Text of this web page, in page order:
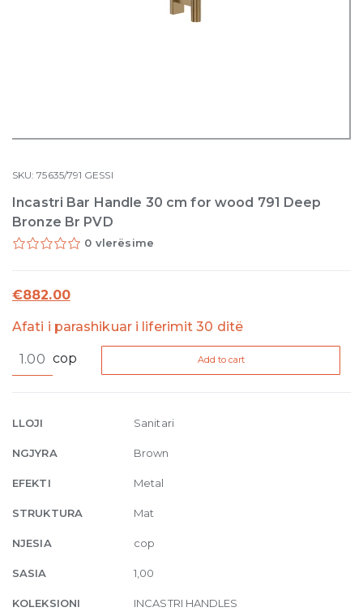
SKU:75635/791 GESSI
Incastri Bar Handle 30 cm for wood 791 Deep
Bronze Br PVD
0 vlerësime
€882.00
Afati i parashikuar i liferimit 30 ditë
Bar
cm
wood
791
Bronze
Br
quantity
cop Add to cart
LLOJI Sanitari
NGJYRA Brown
EFEKTI Metal
STRUKTURA Mat
NJESIA cop
SASIA 1,00
KOLEKSIONI INCASTRI HANDLES